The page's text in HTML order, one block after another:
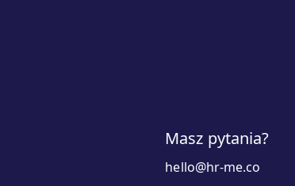
Masz pytania?
hello@hr-me.co